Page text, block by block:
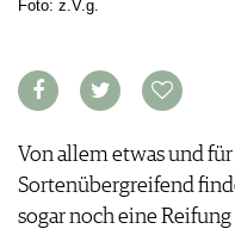
ARCHIV
ANMELDEN
AWARDS
GEWINNSPIELE
VORTEILSWELT
Foto: z.V.g.
Von allem etwas und
Sortenübergreifend
sogar noch eine